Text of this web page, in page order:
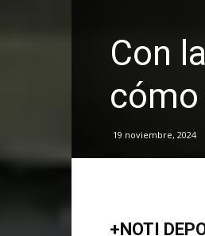
Con
cómo
19 noviembre, 2024
+NOTI